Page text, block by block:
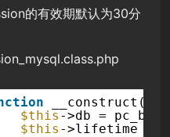
的有效期默认为30分
__construct() {
$this ->db =
$this ->lifetime =